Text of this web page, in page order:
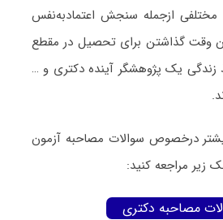
مختلفی ازجمله سنجش اعتمادبه‌نفس
وقت گذاشتن برای تحصیل در مقطع
یک پژوهشگر آینده دکتری و …
درخصوص سوالات مصاحبه آزمون
زیر مراجعه کنید:
مصاحبه دکتری